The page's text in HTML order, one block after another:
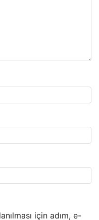
için adım, e-